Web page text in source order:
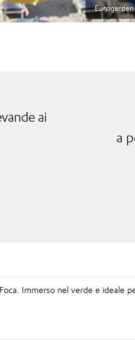
Eurogarden
ai
a
Immerso nel verde e ideale